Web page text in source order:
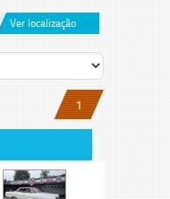
Ver localização
1